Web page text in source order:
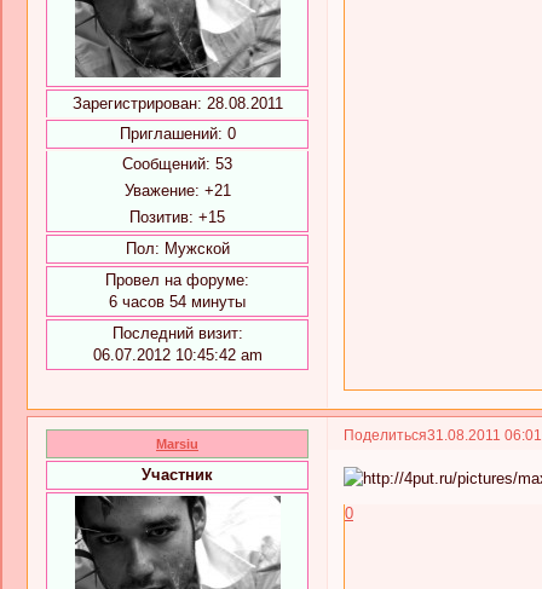
Зарегистрирован: 28.08.2011
Приглашений: 0
Сообщений: 53
Уважение: +21
Позитив: +15
Пол: Мужской
Провел на форуме:
6 часов 54 минуты
Последний визит:
06.07.2012 10:45:42 am
Поделиться31.08.2011
Marsiu
Участник
0